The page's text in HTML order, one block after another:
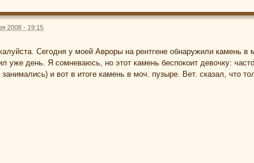
2008 - 19:15
Сегодня у моей Авроры на рентгене обнаружили камень
уже день. Я сомневаюсь, но этот камень беспокоит девочку:
и вот в итоге камень в моч. пузыре. Вет. сказал, что